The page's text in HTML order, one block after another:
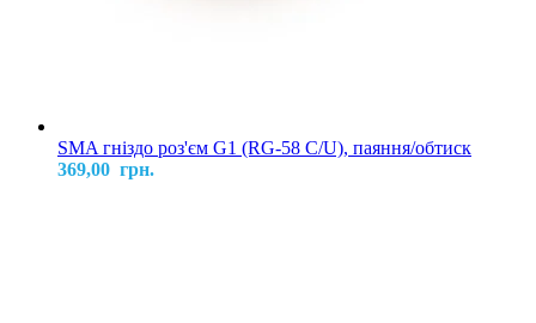
SMA гніздо роз'єм G1 (RG-58 C/U), паяння/обтиск
369,00 грн.